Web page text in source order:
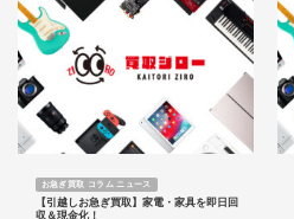
お急ぎ買取 コラム ニュース
【引越しお急ぎ買取】家電・家具を即日回
収＆現金化！